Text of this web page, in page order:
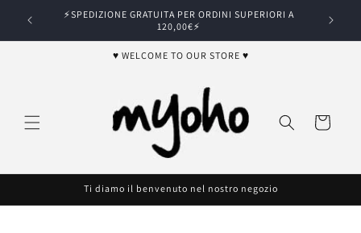
direttamente⚡️SPEDIZIONE GRATUITA PER ORDINI SUPERIORI A
120,00€⚡️
♥️ WELCOME TO OUR STORE ♥️
Carrello
Ti diamo il benvenuto nel nostro negozio